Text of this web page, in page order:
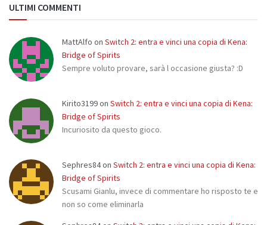
ULTIMI COMMENTI
MattAlfo on Switch 2: entra e vinci una copia di Kena:
Bridge of Spirits
Sempre voluto provare, sarà l occasione giusta? :D
Kirito3199on Switch 2: entra e vinci una copia di Kena:
Bridge of Spirits
Incuriosito da questo gioco.
Sephres84on Switch 2: entra e vinci una copia di Kena:
Bridge of Spirits
Scusami Gianlu, invece di commentare ho risposto te e
non so come eliminarla